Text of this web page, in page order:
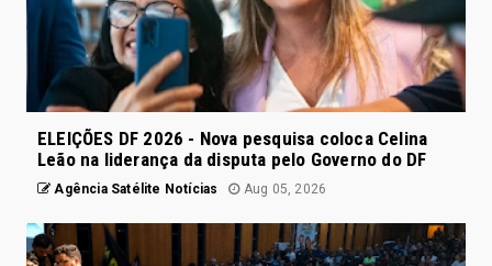
ELEIÇÕES DF 2026 - Nova pesquisa coloca Celina
Leão na liderança da disputa pelo Governo do DF
Agência Satélite Notícias Aug 05, 2026